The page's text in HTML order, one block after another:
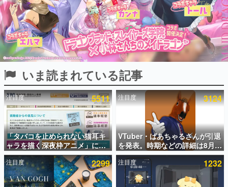
アプリセール情報
インタビュー
連載・特集一覧
殿堂入り記事
SNS拡散数が数千以上！ ページビュー数万以上！ などな
ど。多くの人々に読まれた、電ファミ渾身の“殿堂入り”記
事をまとめました。
ゲームの企画書
名作ゲームクリエイターの方々に製作時のエピソードをお
聞きし、ヒットする企画（ゲーム）とは何か？を探ってい
きます。
赫本
この物語を解いてはいけない。『赫本』は、〈試験問題〉
の形をした短編ホラー小説集です。
いま読まれている記事
注目度 5511
「タバコを止められない猫耳キ
ャラを描く深夜枠アニメ」に視
聴者の一部から批判意見。違法
薬物の使用と思しき描写も含め
て、BPOが議論を交わす
注目度 3124
VTuber・ばあちゃるさんが引退
を発表。時期などの詳細は8月9
日15時からの配信で説明
注目度 2299 注目度 1232